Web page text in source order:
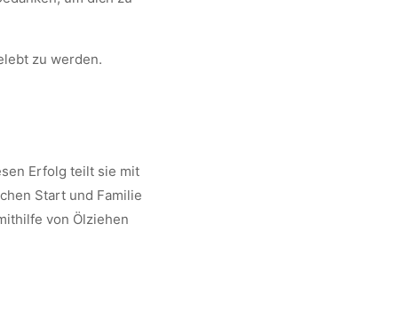
zu werden.
Erfolg teilt sie mit
Start und Familie
von Ölziehen